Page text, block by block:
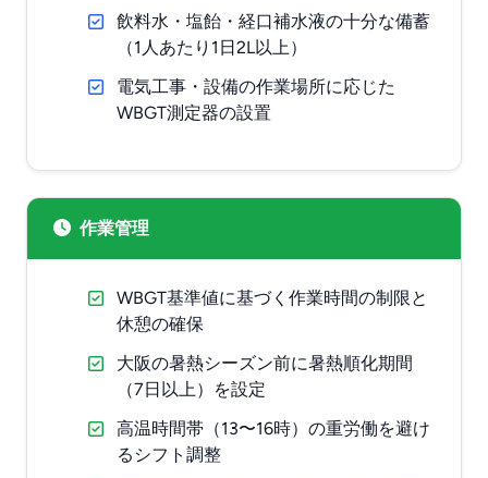
飲料水・塩飴・経口補水液の十分な備蓄
（1人あたり1日2L以上）
電気工事・設備の作業場所に応じた
WBGT測定器の設置
作業管理
WBGT基準値に基づく作業時間の制限と
休憩の確保
大阪の暑熱シーズン前に暑熱順化期間
（7日以上）を設定
高温時間帯（13〜16時）の重労働を避け
るシフト調整